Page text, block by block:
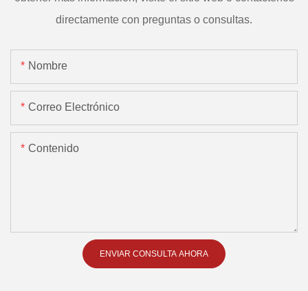
directamente con preguntas o consultas.
Nombre
Correo Electrónico
Contenido
ENVIAR CONSULTA AHORA